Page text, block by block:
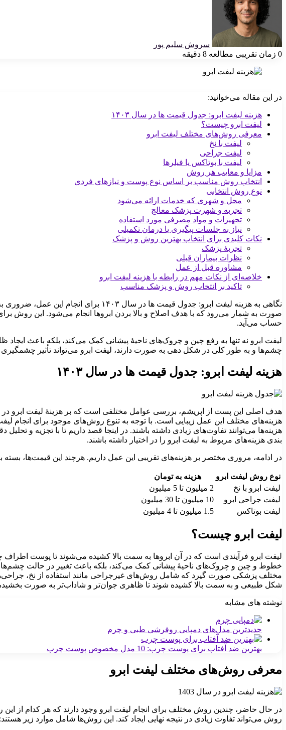
سروش سلیم پور
0 زمان تقریبی مطالعه 8 دقیقه
در این مقاله می‌خوانید:
هزینه لیفت ابرو: جدول قیمت ها در سال ۱۴۰۳
لیفت ابرو چیست؟
معرفی روش‌های مختلف لیفت ابرو
لیفت با نخ
لیفت جراحی
لیفت با بوتاکس یا فیلرها
مزایا و معایب هر روش
انتخاب روش مناسب بر اساس نوع پوست و نیازهای فردی
نوع روش انتخابی
محل و شهری که خدمات ارائه می‌شود
تجربه و شهرت پزشک معالج
تجهیزات و مواد مصرفی مورد استفاده
نیاز به جلسات پیگیری یا درمان تکمیلی
نکات کلیدی برای انتخاب بهترین روش و پزشک
تجربۀ پزشک
نظرات بیماران قبلی
مشاوره قبل از عمل
خلاصه‌ای از نکات مهم در رابطه با هزینه لیفت ابرو
تاکید بر انتخاب روش و پزشک مناسب
نگاهی به هزینه لیفت ابرو: جدول قیمت ها
صورت به شمار می‌رود که با هدف اصلاح و بالا بردن ابروها انجام می‌شود. این روش
حساب می‌آید.
لیفت ابرو نه تنها به رفع چین و چروک‌های ناحیۀ پیشانی کمک می‌کند، بلکه باعث
چشم‌ها و به طور کلی در شکل دهی به صورت دارند، لیفت ابرو می‌تواند تأثیر چشمگیری
هزینه لیفت ابرو: جدول قیمت ها در سال ۱۴۰۳
هزینه‌های مختلف این عمل زیبایی است. با توجه به تنوع روش‌های موجود برای انجام
هزینه‌ها می‌توانند تفاوت‌های زیادی داشته باشند. در اینجا قصد داریم تا با تجزیه و
بندی هزینه‌های مربوط به لیفت ابرو را در اختیار داشته باشند.
در ادامه، مروری مختصر بر هزینه‌های تقریبی این عمل داریم. هرچند این قیمت‌ها،
نوع روش لیفت ابرو
هزینه به تومان
لیفت ابرو با نخ
2 میلیون تا 5 میلیون
لیفت جراحی ابرو
10 میلیون تا 30 میلیون
لیفت بوتاکس
1.5 میلیون تا 4 میلیون
لیفت ابرو چیست؟
لیفت ابرو فرآیندی است که در آن ابروها به سمت بالا کشیده می‌شوند تا پوست
خطوط و چین و چروک‌های ناحیۀ پیشانی کمک می‌کند، بلکه باعث تغییر در حالت چشم‌ها
مختلف پزشکی صورت گیرد که شامل روش‌های غیرجراحی مانند استفاده از نخ،
شکل طبیعی و به سمت بالا کشیده شوند تا ظاهری جوان‌تر و شاداب‌تر به صورت
نوشته های مشابه
جدیدترین مدل‌های دمپایی روفرشی طبی و چرم
بهترین ضد آفتاب برای پوست چرب: 10 مدل مخصوص پوست چرب
معرفی روش‌های مختلف لیفت ابرو
در حال حاضر، چندین روش مختلف برای انجام لیفت ابرو وجود دارند که هر کدام از
روش می‌تواند تفاوت زیادی در نتیجه نهایی ایجاد کند. این روش‌ها شامل موارد زیر هستند: